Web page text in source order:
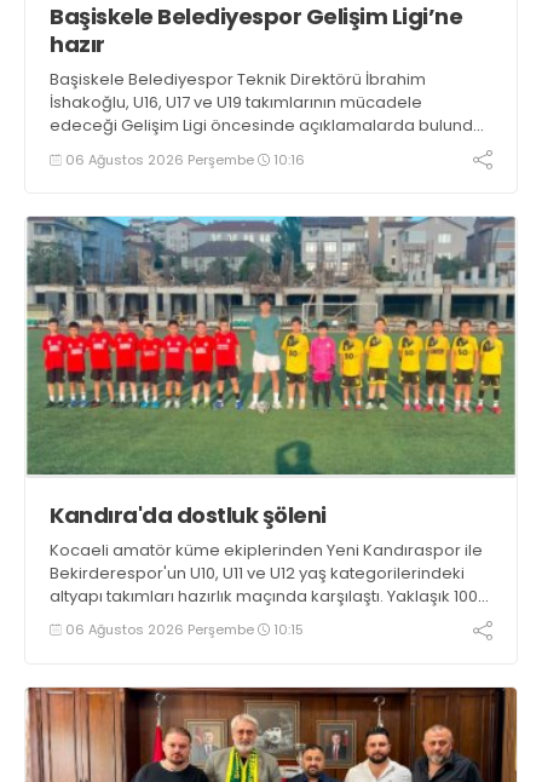
Başiskele Belediyespor Gelişim Ligi’ne
hazır
Başiskele Belediyespor Teknik Direktörü İbrahim
İshakoğlu, U16, U17 ve U19 takımlarının mücadele
edeceği Gelişim Ligi öncesinde açıklamalarda bulundu.
Genç oyuncuların gelişimine dikkat çeken İshakoğlu,
hedeflerinin sadece sonuç almak değil, Türk futboluna
06 Ağustos 2026 Perşembe 10:16
Kandıra'da dostluk şöleni
Kocaeli amatör küme ekiplerinden Yeni Kandıraspor ile
Bekirderespor'un U10, U11 ve U12 yaş kategorilerindeki
altyapı takımları hazırlık maçında karşılaştı. Yaklaşık 100
genç futbolcunun ter döktüğü maçların ardından
sporculara Kandıra'nın yöresel lezzeti mancarlı pide ve
06 Ağustos 2026 Perşembe 10:15